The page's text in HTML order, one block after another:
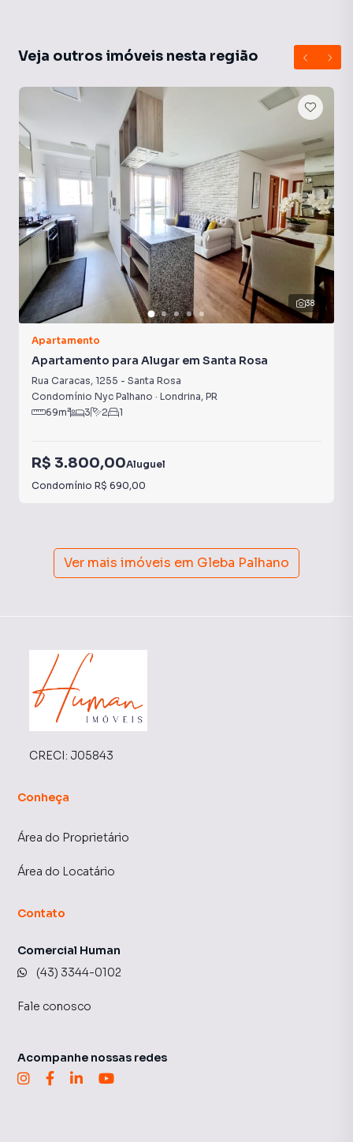
Veja outros imóveis nesta região
38
Apartamento
Apartamento para Alugar em Santa Rosa
Rua Caracas, 1255 - Santa Rosa
Condomínio Nyc Palhano · Londrina, PR
69m² 3 2 1
R$ 3.800,00Aluguel
Condomínio R$ 690,00
Ver mais imóveis em Gleba Palhano
CRECI: J05843
Conheça
Área do Proprietário
Área do Locatário
Contato
Comercial Human
(43) 3344-0102
Fale conosco
Acompanhe nossas redes